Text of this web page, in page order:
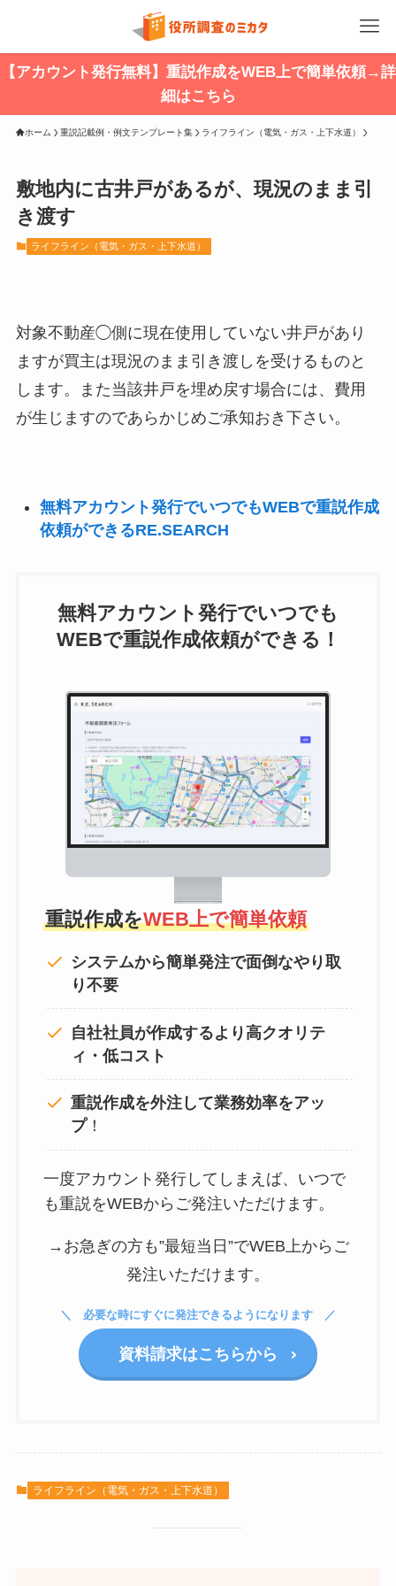
【アカウント発行無料】重説作成をWEB上で簡単依頼→詳
細はこちら
ホーム 重説記載例・例文テンプレート集 ライフライン（電気・ガス・上下水道）
敷地内に古井戸があるが、現況のまま引
き渡す
ライフライン（電気・ガス・上下水道）
対象不動産◯側に現在使用していない井戸があり
ますが買主は現況のまま引き渡しを受けるものと
します。また当該井戸を埋め戻す場合には、費用
が生じますのであらかじめご承知おき下さい。
無料アカウント発行でいつでもWEBで重説作成
依頼ができるRE.SEARCH
無料アカウント発行でいつでも
WEBで重説作成依頼ができる！
重説作成をWEB上で簡単依頼
システムから簡単発注で面倒なやり取
り不要
自社社員が作成するより高クオリテ
ィ・低コスト
重説作成を外注して業務効率をアッ
プ！
一度アカウント発行してしまえば、いつで
も重説をWEBからご発注いただけます。
→お急ぎの方も”最短当日”でWEB上からご
発注いただけます。
必要な時にすぐに発注できるようになります
資料請求はこちらから
ライフライン（電気・ガス・上下水道）